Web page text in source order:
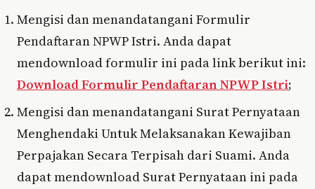
Mengisi dan menandatangani Formulir
Pendaftaran NPWP Istri. Anda dapat
mendownload formulir ini pada link berikut ini:
Download Formulir Pendaftaran NPWP Istri;
Mengisi dan menandatangani Surat Pernyataan
Menghendaki Untuk Melaksanakan Kewajiban
Perpajakan Secara Terpisah dari Suami. Anda
dapat mendownload Surat Pernyataan ini pada